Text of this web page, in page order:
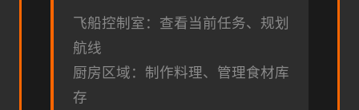
飞船控制室：查看当前任务、规划
航线
厨房区域：制作料理、管理食材库
存